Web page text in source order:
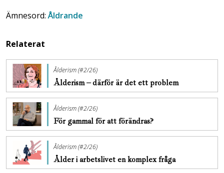
Ämnesord:Åldrande
Relaterat
Ålderism (#2/26)
Ålderism – därför är det ett problem
Ålderism (#2/26)
För gammal för att förändras?
Ålderism (#2/26)
Ålder i arbetslivet en komplex fråga